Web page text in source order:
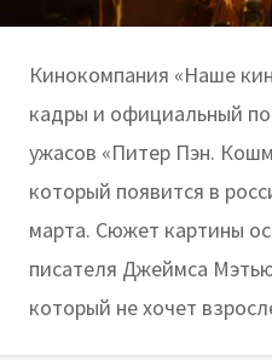
Кинокомпания «Наше
кадры и официальный
ужасов «Питер Пэн.
который появится в
марта. Сюжет картины
писателя Джеймса
который не хочет